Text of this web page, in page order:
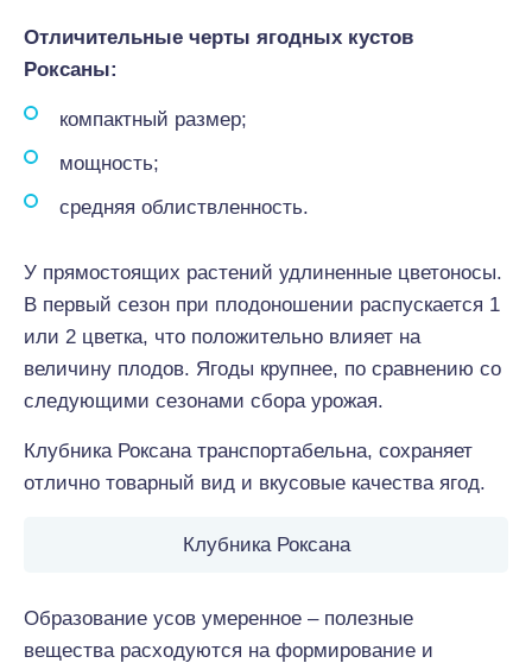
Отличительные черты ягодных кустов
Роксаны:
компактный размер;
мощность;
средняя облиствленность.
У прямостоящих растений удлиненные цветоносы.
В первый сезон при плодоношении распускается 1
или 2 цветка, что положительно влияет на
величину плодов. Ягоды крупнее, по сравнению со
следующими сезонами сбора урожая.
Клубника Роксана транспортабельна, сохраняет
отлично товарный вид и вкусовые качества ягод.
Клубника Роксана
Образование усов умеренное – полезные
вещества расходуются на формирование и